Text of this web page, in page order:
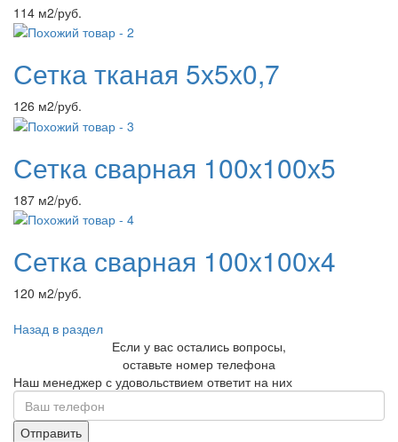
114 м2/руб.
Сетка тканая 5х5х0,7
126 м2/руб.
Сетка сварная 100х100х5
187 м2/руб.
Сетка сварная 100х100х4
120 м2/руб.
Назад в раздел
Если у вас остались вопросы,
оставьте номер телефона
Наш менеджер с удовольствием ответит на них
Отправить